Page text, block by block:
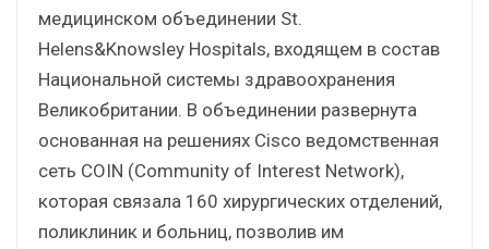
медицинском объединении St.
Helens&Knowsley Hospitals, входящем в состав
Национальной системы здравоохранения
Великобритании. В объединении развернута
основанная на решениях Cisco ведомственная
сеть COIN (Community of Interest Network),
которая связала 160 хирургических отделений,
поликлиник и больниц, позволив им